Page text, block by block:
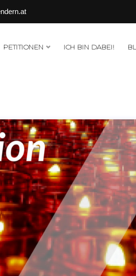
PETITIONEN ICH BIN DABEI!